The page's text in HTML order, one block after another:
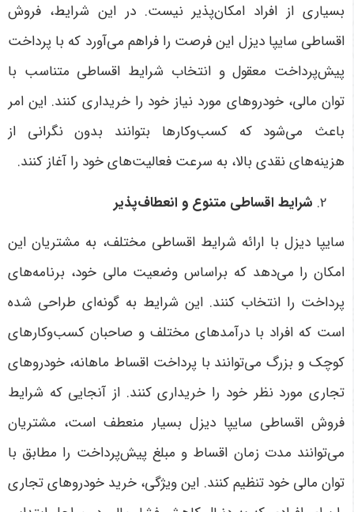
بسیاری از افراد امکان‌پذیر نیست. در این شرایط، فروش
اقساطی سایپا دیزل این فرصت را فراهم می‌آورد که با پرداخت
پیش‌پرداخت معقول و انتخاب شرایط اقساطی متناسب با
توان مالی، خودروهای مورد نیاز خود را خریداری کنند. این امر
باعث می‌شود که کسب‌وکارها بتوانند بدون نگرانی از
هزینه‌های نقدی بالا، به سرعت فعالیت‌های خود را آغاز کنند.
شرایط اقساطی متنوع و انعطاف‌پذیر
سایپا دیزل با ارائه شرایط اقساطی مختلف، به مشتریان این
امکان را می‌دهد که براساس وضعیت مالی خود، برنامه‌های
پرداخت را انتخاب کنند. این شرایط به گونه‌ای طراحی شده
است که افراد با درآمدهای مختلف و صاحبان کسب‌وکارهای
کوچک و بزرگ می‌توانند با پرداخت اقساط ماهانه، خودروهای
تجاری مورد نظر خود را خریداری کنند. از آنجایی که شرایط
فروش اقساطی سایپا دیزل بسیار منعطف است، مشتریان
می‌توانند مدت زمان اقساط و مبلغ پیش‌پرداخت را مطابق با
توان مالی خود تنظیم کنند. این ویژگی، خرید خودروهای تجاری